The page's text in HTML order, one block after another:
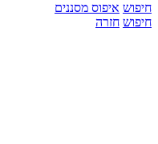
חיפוש איפוס מסננים
חיפוש חזרה